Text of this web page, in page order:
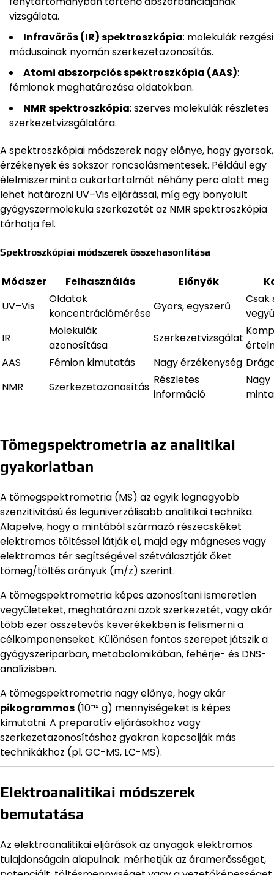
vizsgálata.
Infravörös (IR) spektroszkópia: molekulák rezgési
módusainak nyomán szerkezetazonosítás.
Atomi abszorpciós spektroszkópia (AAS):
fémionok meghatározása oldatokban.
NMR spektroszkópia: szerves molekulák részletes
szerkezetvizsgálatára.
A spektroszkópiai módszerek nagy előnye, hogy gyorsak,
érzékenyek és sokszor roncsolásmentesek. Például egy
élelmiszerminta cukortartalmát néhány perc alatt meg
lehet határozni UV–Vis eljárással, míg egy bonyolult
gyógyszermolekula szerkezetét az NMR spektroszkópia
tárhatja fel.
Spektroszkópiai módszerek összehasonlítása
Módszer Felhasználás Előnyök
UV–Vis
Oldatok
koncentrációmérése
Gyors, egyszerű
Csak
IR
Molekulák
azonosítása
Szerkezetvizsgálat
AAS
Fémion kimutatás Nagy érzékenység
NMR
Szerkezetazonosítás
Részletes
információ
Nagy
Tömegspektrometria az analitikai
gyakorlatban
A tömegspektrometria (MS) az egyik legnagyobb
szenzitivitású és leguniverzálisabb analitikai technika.
Alapelve, hogy a mintából származó részecskéket
elektromos töltéssel látják el, majd egy mágneses vagy
elektromos tér segítségével szétválasztják őket
tömeg/töltés arányuk (m/z) szerint.
A tömegspektrometria képes azonosítani ismeretlen
vegyületeket, meghatározni azok szerkezetét, vagy akár
több ezer összetevős keverékekben is felismerni a
célkomponenseket. Különösen fontos szerepet játszik a
gyógyszeriparban, metabolomikában, fehérje- és DNS-
analízisben.
A tömegspektrometria nagy előnye, hogy akár
pikogrammos (10⁻¹² g) mennyiségeket is képes
kimutatni. A preparatív eljárásokhoz vagy
szerkezetazonosításhoz gyakran kapcsolják más
technikákhoz (pl. GC-MS, LC-MS).
Elektroanalitikai módszerek
bemutatása
Az elektroanalitikai eljárások az anyagok elektromos
tulajdonságain alapulnak: mérhetjük az áramerősséget,